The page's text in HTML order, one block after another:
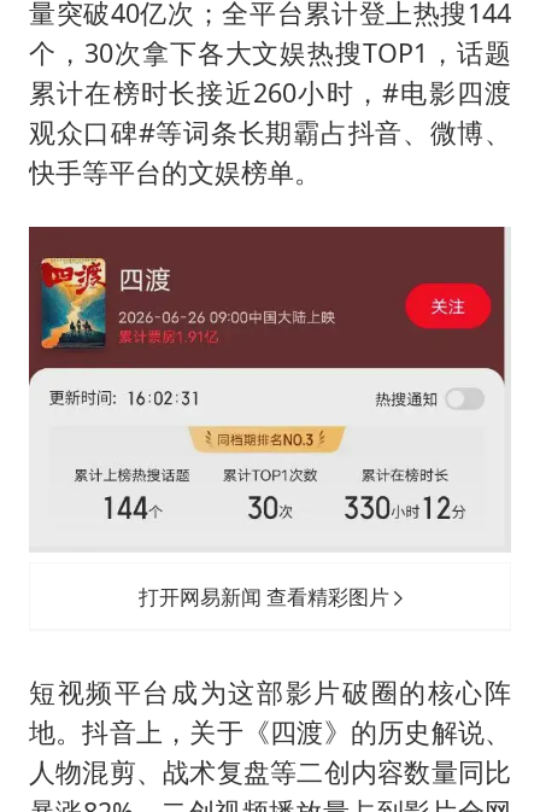
量突破40亿次；全平台累计登上热搜144
个，30次拿下各大文娱热搜TOP1，话题
累计在榜时长接近260小时，#电影四渡
观众口碑#等词条长期霸占抖音、微博、
快手等平台的文娱榜单。
打开网易新闻 查看精彩图片
短视频平台成为这部影片破圈的核心阵
地。抖音上，关于《四渡》的历史解说、
人物混剪、战术复盘等二创内容数量同比